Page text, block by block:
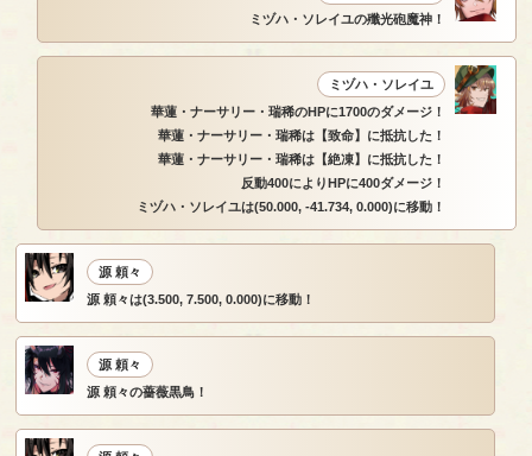
ミヅハ・ソレイユの殲光砲魔神！
ミヅハ・ソレイユ
華蓮・ナーサリー・瑞稀のHPに1700のダメージ！
華蓮・ナーサリー・瑞稀は【致命】に抵抗した！
華蓮・ナーサリー・瑞稀は【絶凍】に抵抗した！
反動400によりHPに400ダメージ！
ミヅハ・ソレイユは(50.000, -41.734, 0.000)に移動！
源 頼々
源 頼々は(3.500, 7.500, 0.000)に移動！
源 頼々
源 頼々の薔薇黒鳥！